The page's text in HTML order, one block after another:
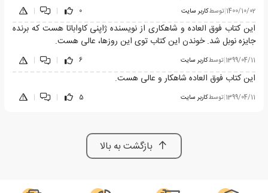
1400/10/02
|توسطکاربر سایت 0
|
|
این کتاب فوق العاده و شاهکاری از نویسنده ژاپنی کاواباتا هست که برنده
جایزه نوبل شد. خوندن این کتاب توی این روزها، عالی هست.
1399/04/11
|توسطکاربر سایت 6
|
|
این کتاب فوق العاده شاهکار و عالی هست.
1399/04/11
|توسطکاربر سایت 5
|
|
بازگشت به بالا